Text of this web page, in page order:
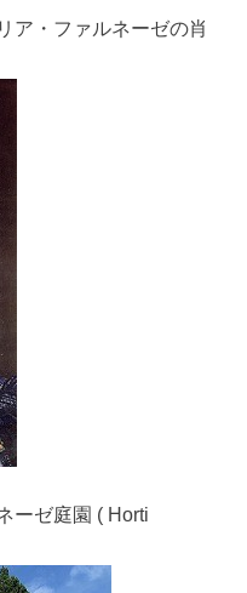
ア・ファルネーゼの肖
ーゼ庭園 ( Horti